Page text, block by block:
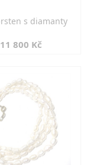
s diamanty
11 800 Kč